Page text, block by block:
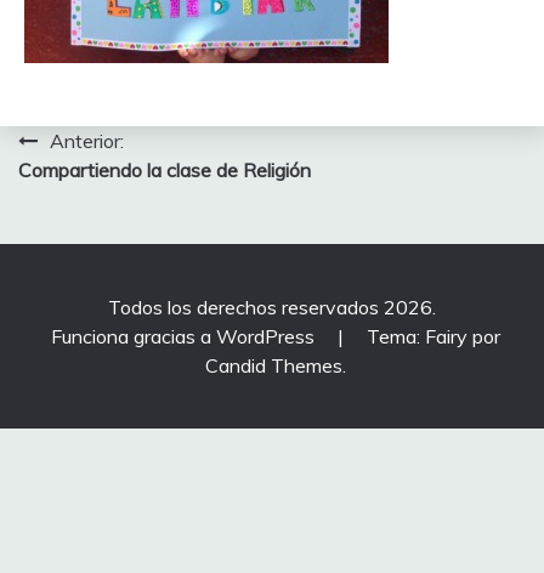
Navegación
de
entradas
Anterior:
Compartiendo la clase de Religión
Todos los derechos reservados 2026.
Funciona gracias a WordPress
|
Tema: Fairy por
Candid Themes